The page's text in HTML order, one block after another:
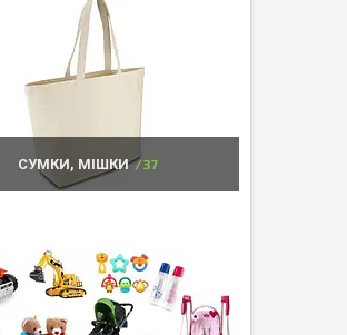
СУМКИ, МІШКИ 37